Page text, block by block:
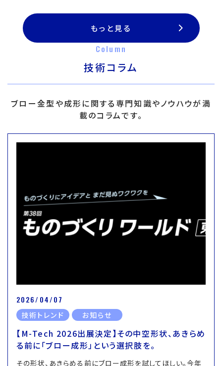
もっと見る
Column
技術コラム
ブロー金型や成形に関する専門知識やノウハウが満
載のコラムです。
2026/04/07
技術トレンド お知らせ
【M-Tech 2026出展決定】その中空形状、あきらめ
る前に「ブロー成形」という選択肢を。
その形状、あきらめる前にブロー成形を試してほしい。今年